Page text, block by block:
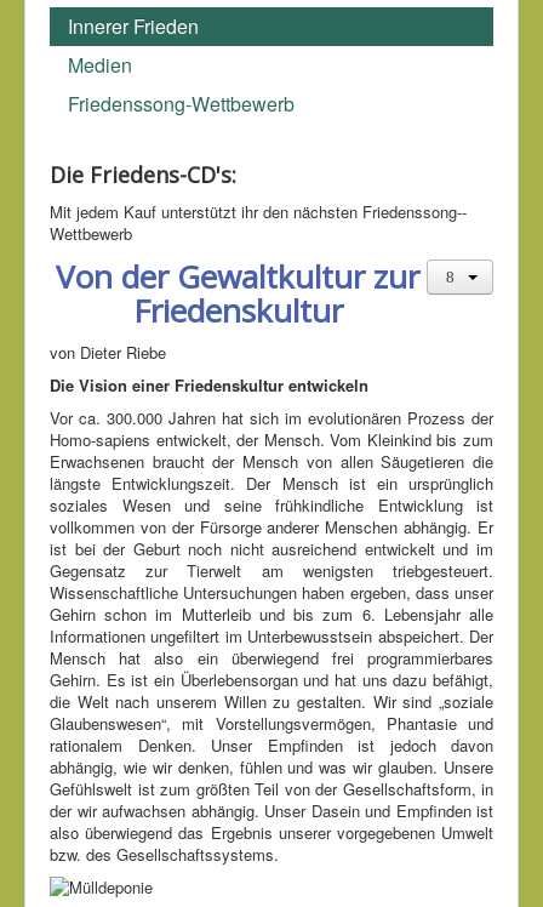
Siegmund-Schultze (1885-1969)
Innerer Frieden
Medien
Friedenssong-Wettbewerb
Die Friedens-CD's:
Mit jedem Kauf unter­stützt ihr den nächsten Friedens­song-­
Wettbe­werb
Von der Gewaltkultur zur
Friedenskultur
von Dieter Riebe
Die Vision einer Friedenskultur entwickeln
Vor ca. 300.000 Jahren hat sich im evolutionären Prozess der
Homo-sapiens entwickelt, der Mensch. Vom Kleinkind bis zum
Erwachsenen braucht der Mensch von allen Säugetieren die
längste Entwicklungszeit. Der Mensch ist ein ursprünglich
soziales Wesen und seine frühkindliche Entwicklung ist
vollkommen von der Fürsorge anderer Menschen abhängig. Er
ist bei der Geburt noch nicht ausreichend entwickelt und im
Gegensatz zur Tierwelt am wenigsten triebgesteuert.
Wissenschaftliche Untersuchungen haben ergeben, dass unser
Gehirn schon im Mutterleib und bis zum 6. Lebensjahr alle
Informationen ungefiltert im Unterbewusstsein abspeichert. Der
Mensch hat also ein überwiegend frei programmierbares
Gehirn. Es ist ein Überlebensorgan und hat uns dazu befähigt,
die Welt nach unserem Willen zu gestalten. Wir sind „soziale
Glaubenswesen“, mit Vorstellungsvermögen, Phantasie und
rationalem Denken. Unser Empfinden ist jedoch davon
abhängig, wie wir denken, fühlen und was wir glauben. Unsere
Gefühlswelt ist zum größten Teil von der Gesellschaftsform, in
der wir aufwachsen abhängig. Unser Dasein und Empfinden ist
also überwiegend das Ergebnis unserer vorgegebenen Umwelt
bzw. des Gesellschaftssystems.